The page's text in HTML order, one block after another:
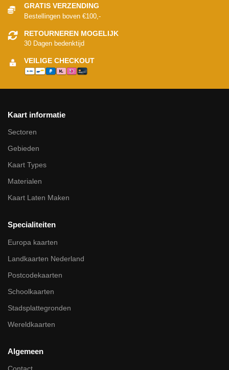
GRATIS VERZENDING
Bestellingen boven €100,-
RETOURNEREN MOGELIJK
30 Dagen bedenktijd
VEILIGE CHECKOUT
Kaart informatie
Sectoren
Gebieden
Kaart Types
Materialen
Kaart Laten Maken
Specialiteiten
Europa kaarten
Landkaarten Nederland
Postcodekaarten
Schoolkaarten
Stadsplattegronden
Wereldkaarten
Algemeen